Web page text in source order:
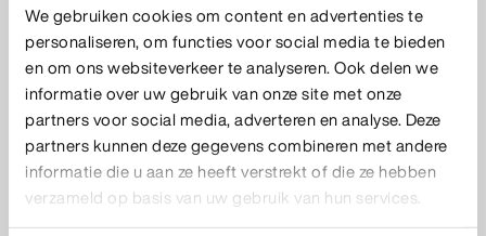
We gebruiken cookies om content en advertenties te
personaliseren, om functies voor social media te bieden
en om ons websiteverkeer te analyseren. Ook delen we
informatie over uw gebruik van onze site met onze
partners voor social media, adverteren en analyse. Deze
partners kunnen deze gegevens combineren met andere
informatie die u aan ze heeft verstrekt of die ze hebben
verzameld op basis van uw gebruik van hun services.
De gok van het reclamebureau en Mediamax had
goed uitgepakt.
Het telefoontje was het startsein van een marathon
voor Omnimark. Omdat Heineken dat weekend nog
alle blanco glazen in de afbeeldingen met een
Heineken-logo bedrukt wilde hebben, moesten we
direct aan de slag. Het was donderdagavond en veel